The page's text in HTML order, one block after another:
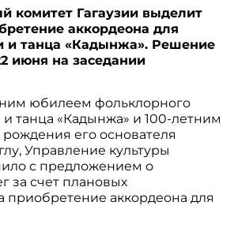
комитет Гагаузии выделит
аккордеона для
и танца «Кадынжа». Решение
июня на заседании
юбилеем фольклорного
танца «Кадынжа» и 100-летним
его основателя
Управление культуры
с предложением о
за счет плановых
приобретение аккордеона для